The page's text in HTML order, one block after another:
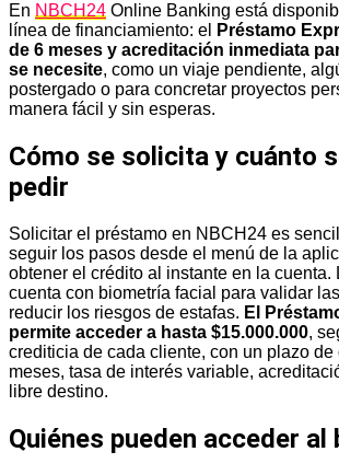
En NBCH24 Online Banking está
línea de financiamiento: el
Préstamo
de 6 meses y acreditación inmediata
se necesite, como un viaje pendiente,
postergado o para concretar proyectos
manera fácil y sin esperas.
Cómo se solicita y cuánto
pedir
Solicitar el préstamo en NBCH24 es
seguir los pasos desde el menú de la
obtener el crédito al instante en la cuenta.
cuenta con biometría facial para validar
reducir los riesgos de estafas. El
permite acceder a hasta $15.000.000,
crediticia de cada cliente, con un plazo
meses, tasa de interés variable,
libre destino.
Quiénes pueden acceder al